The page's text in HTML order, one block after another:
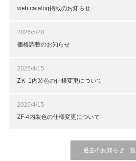
web catalog掲載のお知らせ
2026/5/20
価格調整のお知らせ
2026/4/15
ZＫ-1内装色の仕様変更について
2026/4/15
ZF-4内装色の仕様変更について
過去のお知らせ一覧